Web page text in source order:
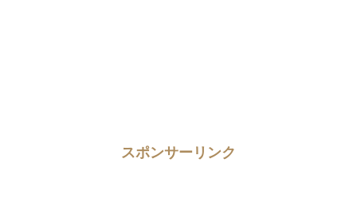
スポンサーリンク